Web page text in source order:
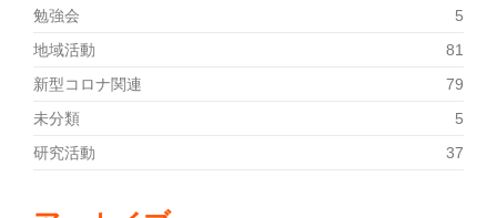
勉強会
5
地域活動
81
新型コロナ関連
79
未分類
5
研究活動
37